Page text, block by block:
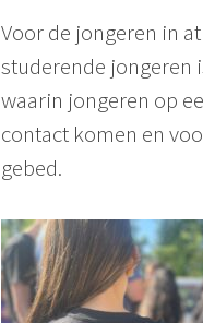
Voor de jongeren in
studerende jongeren
waarin jongeren op
contact komen en
gebed.